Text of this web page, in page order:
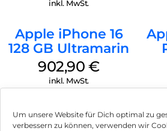
Um unsere Website für Dich optimal zu
verbessern zu können, verwenden wir
inkl. MwSt.
Apple iPhone 16
128 GB Ultramarin
902,90€
inkl. MwSt.